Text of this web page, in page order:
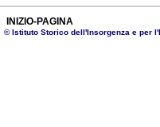
INIZIO-PAGINA
© Istituto Storico dell'Insorgenza e per